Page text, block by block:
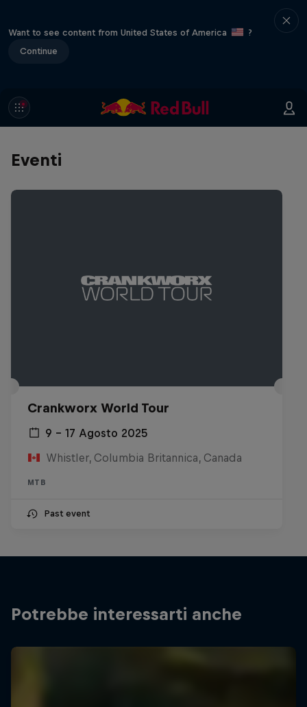
Want to see content from United States of America
?
Continue
Eventi
Crankworx World Tour
9 – 17 Agosto 2025
Whistler, Columbia Britannica, Canada
MTB
Past event
Potrebbe interessarti anche